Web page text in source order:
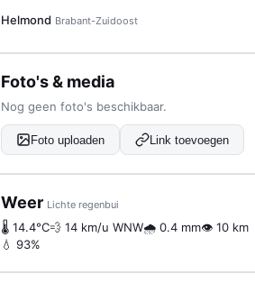
Helmond Brabant-Zuidoost
Foto's & media
Nog geen foto's beschikbaar.
Foto uploaden Link toevoegen
Weer Lichte regenbui
🌡 14.4°C💨 14 km/u WNW🌧 0.4 mm👁 10 km
💧 93%